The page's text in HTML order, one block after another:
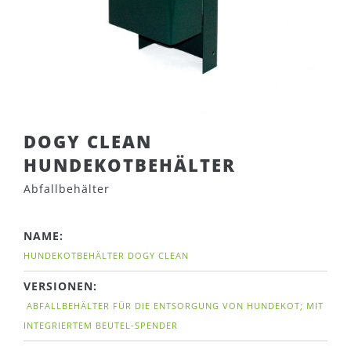
DOGY CLEAN
HUNDEKOTBEHÄLTER
Abfallbehälter
NAME:
HUNDEKOTBEHÄLTER DOGY CLEAN
VERSIONEN:
ABFALLBEHÄLTER FÜR DIE ENTSORGUNG VON HUNDEKOT; MIT
INTEGRIERTEM BEUTEL-SPENDER